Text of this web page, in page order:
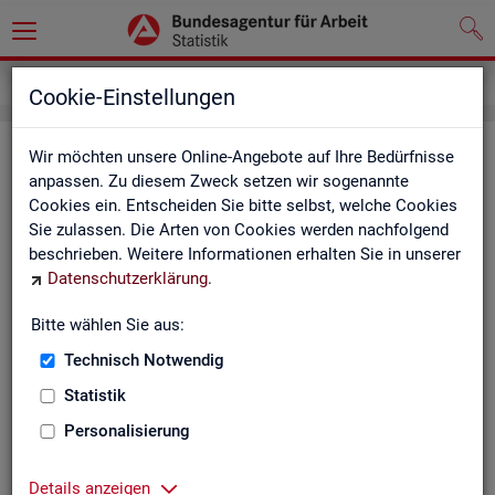
Cookie-Einstellungen
Wir möchten unsere Online-Angebote auf Ihre Bedürfnisse
anpassen. Zu diesem Zweck setzen wir sogenannte
Cookies ein. Entscheiden Sie bitte selbst, welche Cookies
Sie zulassen. Die Arten von Cookies werden nachfolgend
beschrieben. Weitere Informationen erhalten Sie in unserer
Datenschutzerklärung.
Bitte wählen Sie aus:
Technisch Notwendig
Statistik
Personalisierung
Details anzeigen
Im­pres­sum der Sta­tis­tik der Bun­
des­agen­tur für Ar­beit (BA)
In­for­ma­tio­nen über den Her­aus­ge­ber
Im­pres­sum der Bun­des­agen­tur für Ar­beit
Nut­zungs- und Be­zugs­be­din­gun­gen
Co­py­right und Mar­ken­schutz
Die In­hal­te des In­ter­net­auf­tritts der BA sowie die Pro­duk­te
der Sta­tis­tik der BA ste­hen im geis­ti­gen Ei­gen­tum der BA und